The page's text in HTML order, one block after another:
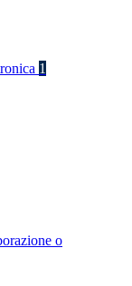
1
o